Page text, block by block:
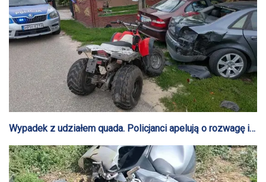
Wypadek z udziałem quada. Policjanci apelują o rozwagę i
ostrożność